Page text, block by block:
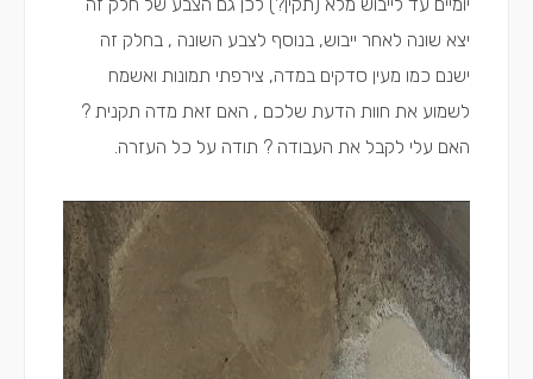
יצא שונה לאחר ייבוש, בנוסף לצבע השונה , בחלק זה
ישנם כמו מעין סדקים במדה, צירפתי תמונות ואשמח
לשמוע את חוות הדעת שלכם , האם זאת מדה תקנית ?
האם עלי לקבל את העבודה ? תודה על כל העזרה.